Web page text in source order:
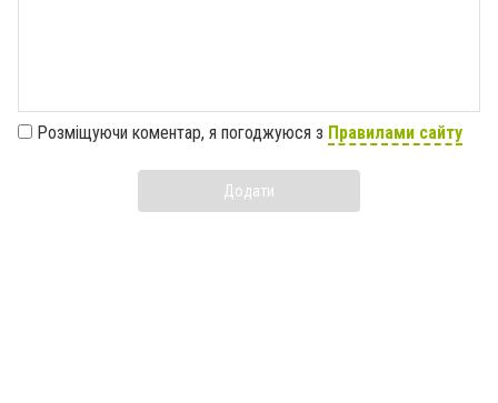
Розміщуючи коментар, я погоджуюся з Правилами сайту
Додати